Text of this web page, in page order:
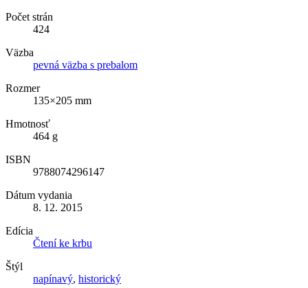
Počet strán
424
Väzba
pevná väzba s prebalom
Rozmer
135×205 mm
Hmotnosť
464 g
ISBN
9788074296147
Dátum vydania
8. 12. 2015
Edícia
Čtení ke krbu
Štýl
napínavý, historický